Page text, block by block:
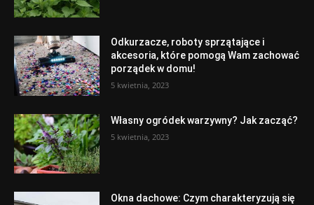
Odkurzacze, roboty sprzątające i
akcesoria, które pomogą Wam zachować
porządek w domu!
5 kwietnia, 2023
Własny ogródek warzywny? Jak zacząć?
5 kwietnia, 2023
Okna dachowe: Czym charakteryzują się